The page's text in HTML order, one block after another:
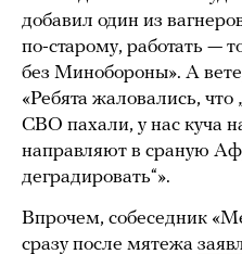
добавил один из
по-старому, работать —
без Минобороны». А
«Ребята жаловались,
СВО пахали, у нас куча
направляют в сраную
деградировать“».
Впрочем, собеседник
сразу после мятежа